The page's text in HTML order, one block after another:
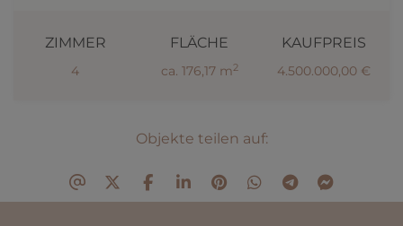
ZIMMER
4
FLÄCHE
ca. 176,17 m2
KAUFPREIS
4.500.000,00 €
Objekte teilen auf: